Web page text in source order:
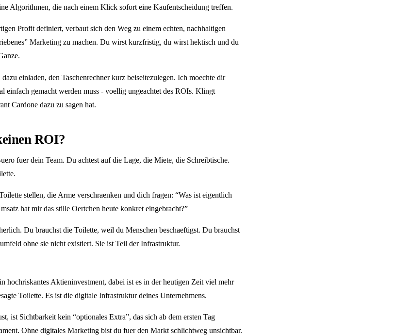
Algorithmen, die nach einem Klick sofort eine Kaufentscheidung treffen.
Profit definiert, verbaut sich den Weg zu einem echten, nachhaltigen
Marketing zu machen. Du wirst kurzfristig, du wirst hektisch und du
einladen, den Taschenrechner kurz beiseitezulegen. Ich moechte dir
einfach gemacht werden muss - voellig ungeachtet des ROIs. Klingt
Cardone dazu zu sagen hat.
ROI?
fuer dein Team. Du achtest auf die Lage, die Miete, die Schreibtische.
stellen, die Arme verschraenken und dich fragen: “Was ist eigentlich
hat mir das stille Oertchen heute konkret eingebracht?”
Du brauchst die Toilette, weil du Menschen beschaeftigst. Du brauchst
ohne sie nicht existiert. Sie ist Teil der Infrastruktur.
hochriskantes Aktieninvestment, dabei ist es in der heutigen Zeit viel mehr
Toilette. Es ist die digitale Infrastruktur deines Unternehmens.
ist Sichtbarkeit kein “optionales Extra”, das sich ab dem ersten Tag
Ohne digitales Marketing bist du fuer den Markt schlichtweg unsichtbar.